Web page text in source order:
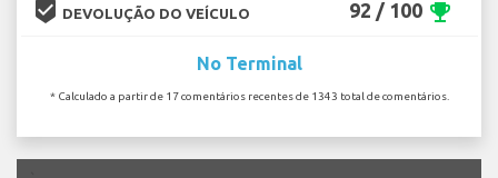
beenhere DEVOLUÇÃO DO VEÍCULO 92 / 100 emoji_events
No Terminal
* Calculado a partir de 17 comentários recentes de 1343 total de comentários.